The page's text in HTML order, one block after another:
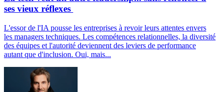
ses vieux réflexes
L'essor de l'IA pousse les entreprises à revoir leurs attentes envers
les managers techniques. Les compétences relationnelles, la diversité
des équipes et l'autorité deviennent des leviers de performance
autant que d'inclusion. Oui, mais...